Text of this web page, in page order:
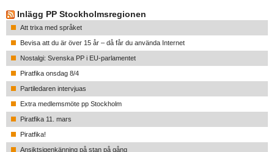
Inlägg PP Stockholmsregionen
Att trixa med språket
Bevisa att du är över 15 år – då får du använda Internet
Nostalgi: Svenska PP i EU-parlamentet
Piratfika onsdag 8/4
Partiledaren intervjuas
Extra medlemsmöte pp Stockholm
Piratfika 11. mars
Piratfika!
Ansiktsigenkänning på stan på gång